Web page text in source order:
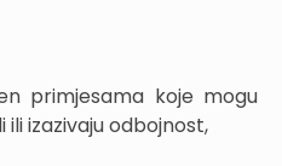
primjesama koje mogu
izazivaju odbojnost,